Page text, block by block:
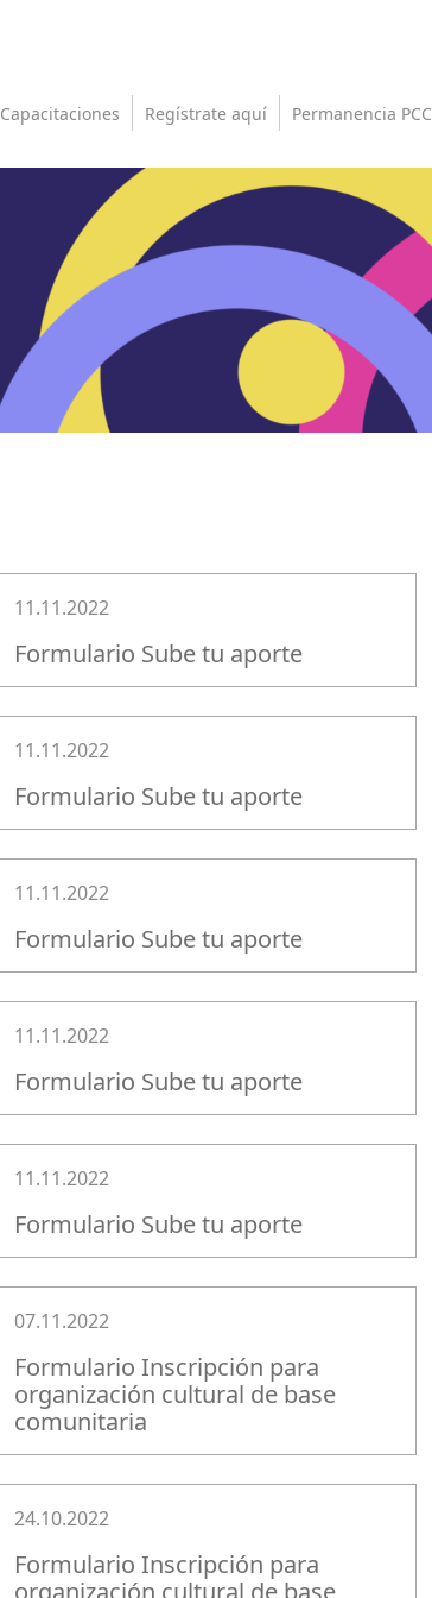
Capacitaciones Regístrate aquí Permanencia PCC
11.11.2022
Formulario Sube tu aporte
11.11.2022
Formulario Sube tu aporte
11.11.2022
Formulario Sube tu aporte
11.11.2022
Formulario Sube tu aporte
11.11.2022
Formulario Sube tu aporte
07.11.2022
Formulario Inscripción para
organización cultural de base
comunitaria
24.10.2022
Formulario Inscripción para
organización cultural de base